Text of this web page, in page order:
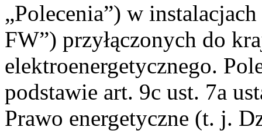
„Polecenia”) w
FW”) przyłączonych do
elektroenergetycznego.
podstawie art. 9c ust. 7a
Prawo energetyczne (t. j.